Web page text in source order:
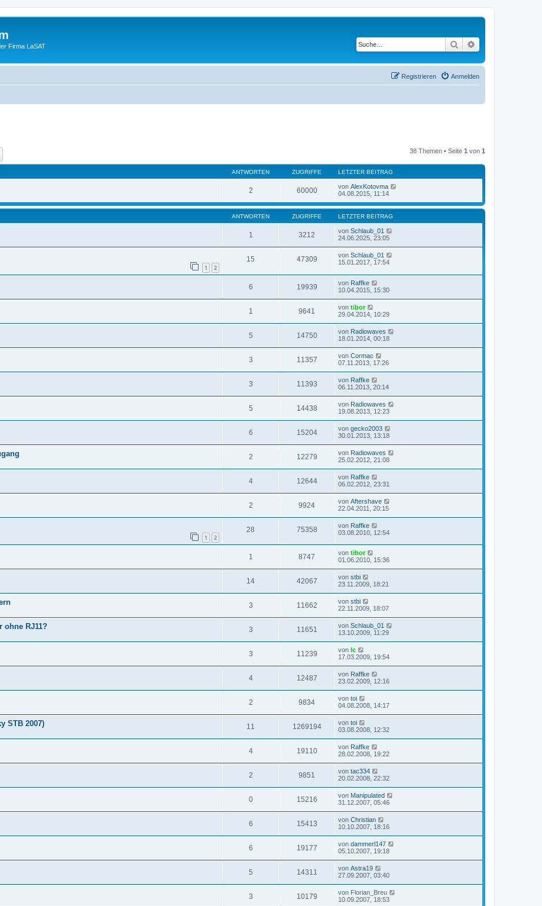
Firma LaSAT Suche
Anmelden
Registrieren
38 Themen • Seite 1 von 1
ANTWORTEN ZUGRIFFE LETZTER BEITRAG
2 60000 von AlexKotovma
04.08.2015, 11:14
ANTWORTEN ZUGRIFFE LETZTER BEITRAG
1 3212 von Schlaub_01
24.06.2025, 23:05
1 2
15 47309 von Schlaub_01
15.01.2017, 17:54
6 19939 von Raffke
10.04.2015, 15:30
1 9641 von tibor
29.04.2014, 10:29
5 14750 von Radiowaves
18.01.2014, 00:18
3 11357 von Cormac
07.11.2013, 17:26
3 11393 von Raffke
06.11.2013, 20:14
5 14438 von Radiowaves
19.08.2013, 12:23
6 15204 von gecko2003
30.01.2013, 13:18
2 12279 von Radiowaves
25.02.2012, 21:08
4 12644 von Raffke
06.02.2012, 23:31
2 9924 von Aftershave
22.04.2011, 20:15
1 2
28 75358 von Raffke
03.08.2010, 12:54
1 8747 von tibor
01.06.2010, 15:36
14 42067 von stbi
23.11.2009, 18:21
3 11662 von stbi
22.11.2009, 18:07
ohne RJ11? 3 11651 von Schlaub_01
13.10.2009, 11:29
3 11239 von lc
17.03.2009, 19:54
4 12487 von Raffke
23.02.2009, 12:16
2 9834 von toi
04.08.2008, 14:17
STB 2007) 11 1269194 von toi
03.08.2008, 12:32
4 19110 von Raffke
28.02.2008, 19:22
2 9851 von tac334
20.02.2008, 22:32
0 15216 von Manipulated
31.12.2007, 05:46
6 15413 von Christian
10.10.2007, 18:16
6 19177 von dammerl147
05.10.2007, 19:18
5 14311 von Astra19
27.09.2007, 03:40
3 10179 von Florian_Breu
10.09.2007, 18:53